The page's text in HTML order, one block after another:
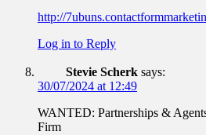
http://
Log in to Reply
Stevie Scherk says:
30/07/2024 at 12:49
WANTED: Partnerships &
Firm